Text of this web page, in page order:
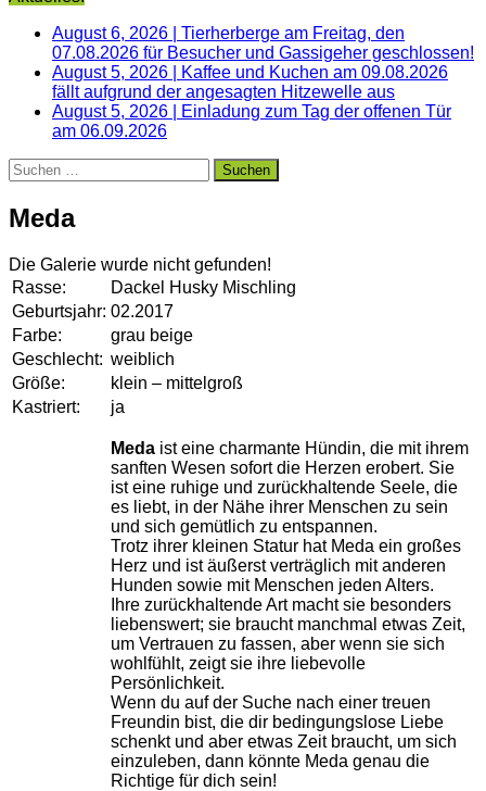
August 6, 2026
Tierherberge am Freitag, den
07.08.2026 für Besucher und Gassigeher geschlossen!
August 5, 2026
Kaffee und Kuchen am 09.08.2026
fällt aufgrund der angesagten Hitzewelle aus
August 5, 2026
Einladung zum Tag der offenen Tür
am 06.09.2026
Suchen
nach:
Meda
Die Galerie wurde nicht gefunden!
Rasse:
Dackel Husky Mischling
Geburtsjahr: 02.2017
Farbe:
grau beige
Geschlecht: weiblich
Größe:
klein – mittelgroß
Kastriert:
ja
Meda ist eine charmante Hündin, die mit ihrem
sanften Wesen sofort die Herzen erobert. Sie
ist eine ruhige und zurückhaltende Seele, die
es liebt, in der Nähe ihrer Menschen zu sein
und sich gemütlich zu entspannen.
Trotz ihrer kleinen Statur hat Meda ein großes
Herz und ist äußerst verträglich mit anderen
Hunden sowie mit Menschen jeden Alters.
Ihre zurückhaltende Art macht sie besonders
liebenswert; sie braucht manchmal etwas Zeit,
um Vertrauen zu fassen, aber wenn sie sich
wohlfühlt, zeigt sie ihre liebevolle
Persönlichkeit.
Wenn du auf der Suche nach einer treuen
Freundin bist, die dir bedingungslose Liebe
schenkt und aber etwas Zeit braucht, um sich
einzuleben, dann könnte Meda genau die
Richtige für dich sein!